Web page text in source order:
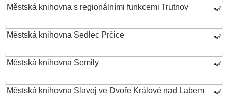
Městská knihovna s regionálními funkcemi Trutnov
Městská knihovna Sedlec Prčice
Městská knihovna Semily
Městská knihovna Slavoj ve Dvoře Králové nad Labem